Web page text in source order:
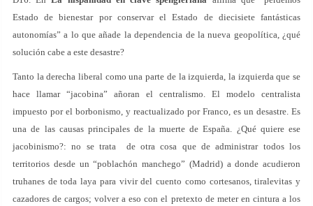
Estado de bienestar por conservar el Estado de diecisiete fantásticas
autonomías” a lo que añade la dependencia de la nueva geopolítica, ¿qué
solución cabe a este desastre?
Tanto la derecha liberal como una parte de la izquierda, la izquierda que se
hace llamar “jacobina” añoran el centralismo. El modelo centralista
impuesto por el borbonismo, y reactualizado por Franco, es un desastre. Es
una de las causas principales de la muerte de España. ¿Qué quiere ese
jacobinismo?: no se trata de otra cosa que de administrar todos los
territorios desde un “poblachón manchego” (Madrid) a donde acudieron
truhanes de toda laya para vivir del cuento como cortesanos, tiralevitas y
cazadores de cargos; volver a eso con el pretexto de meter en cintura a los